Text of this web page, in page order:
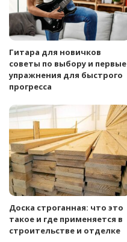
Гитара для новичков
советы по выбору и первые
упражнения для быстрого
прогресса
Доска строганная: что это
такое и где применяется в
строительстве и отделке